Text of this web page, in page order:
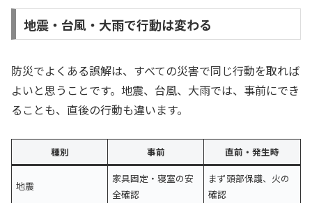
地震・台風・大雨で行動は変わる
防災でよくある誤解は、すべての災害で同じ行動を取れば
よいと思うことです。地震、台風、大雨では、事前にでき
ることも、直後の行動も違います。
種別 事前 直前・発生時
地震
家具固定・寝室の安
全確認
まず頭部保護、火の
確認